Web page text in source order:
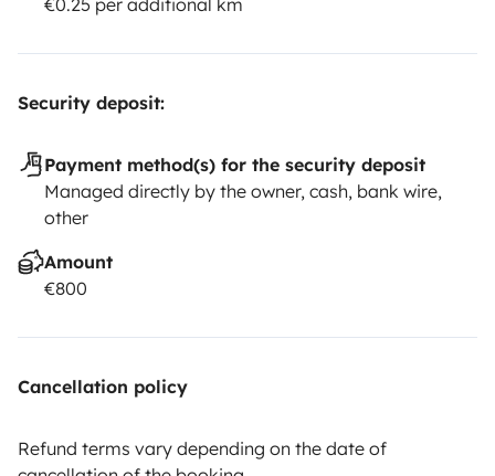
Security deposit:
Payment method(s) for the security deposit
Managed directly by the owner, cash, bank wire,
other
Amount
€800
Cancellation policy
Refund terms vary depending on the date of